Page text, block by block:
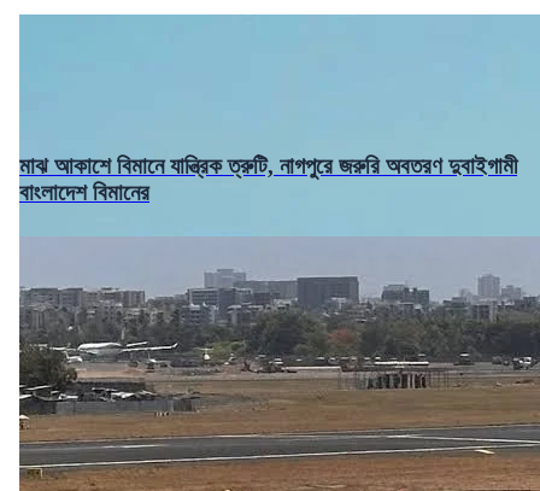
মাঝ আকাশে বিমানে যান্ত্রিক ত্রুটি, নাগপুরে জরুরি অবতরণ দুবাইগামী
বাংলাদেশ বিমানের